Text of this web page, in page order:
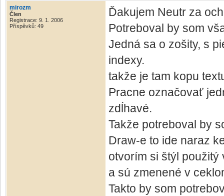
mirozm
Člen
Registrace: 9. 1. 2006
Příspěvků: 49
Ďakujem Neutr za
Potreboval by som
Jedná sa o zošity, s
indexy.
takže je tam kopu
Pracne označovať
zdĺhavé.
Takže potreboval by
Draw-e to ide naraz
otvorím si štýl
a sú zmenené v
Takto by som